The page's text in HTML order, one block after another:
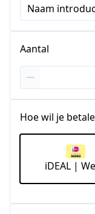
Naam
Aantal
Hoe wil je
iDEAL |